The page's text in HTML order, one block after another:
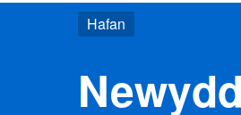
Hafan